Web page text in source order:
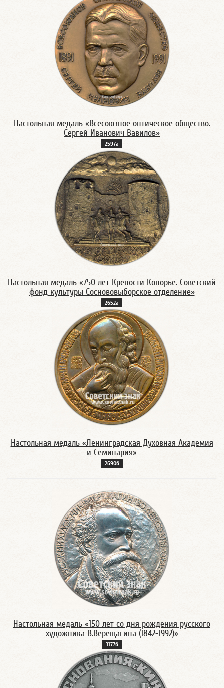
Настольная медаль «Всесоюзное оптическое общество.
Сергей Иванович Вавилов»
2597а
Настольная медаль «750 лет Крепости Копорье. Советский
фонд культуры Соснововыборское отделение»
2652а
Настольная медаль «Ленинградская Духовная Академия
и Семинария»
2690б
Настольная медаль «150 лет со дня рождения русского
художника В.Верещагина (1842-1992)»
3177б